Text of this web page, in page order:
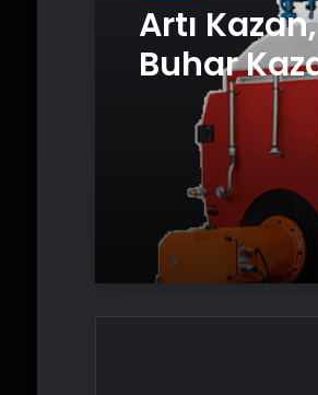
Artı
Buhar
Üretim
Sistemler